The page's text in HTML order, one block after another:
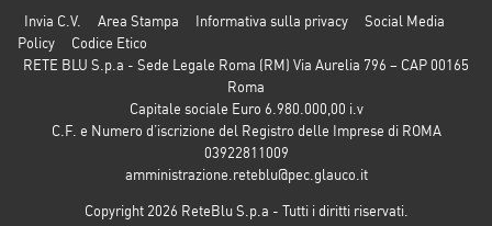
Invia C.V. Area Stampa Informativa sulla privacy
Social Media
Policy
Codice Etico
RETE BLU S.p.a - Sede Legale Roma (RM) Via Aurelia 796 – CAP 00165
Roma
Capitale sociale Euro 6.980.000,00 i.v
C.F. e Numero d’iscrizione del Registro delle Imprese di ROMA
03922811009
amministrazione.reteblu@pec.glauco.it
Copyright 2026 ReteBlu S.p.a - Tutti i diritti riservati.